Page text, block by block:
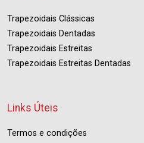
Trapezoidais Clássicas
Trapezoidais Dentadas
Trapezoidais Estreitas
Trapezoidais Estreitas Dentadas
Links Úteis
Termos e condições